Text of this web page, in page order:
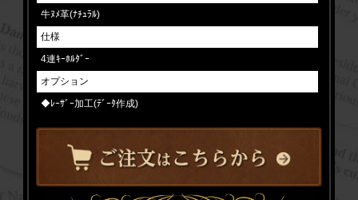
牛ﾇﾒ革(ﾅﾁｭﾗﾙ)
仕様
4連ｷｰﾎﾙﾀﾞｰ
オプション
◆ﾚｰｻﾞｰ加工(ﾃﾞｰﾀ作成)